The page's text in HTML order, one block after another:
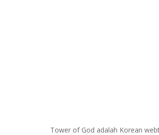
Tower of God adalah Korean